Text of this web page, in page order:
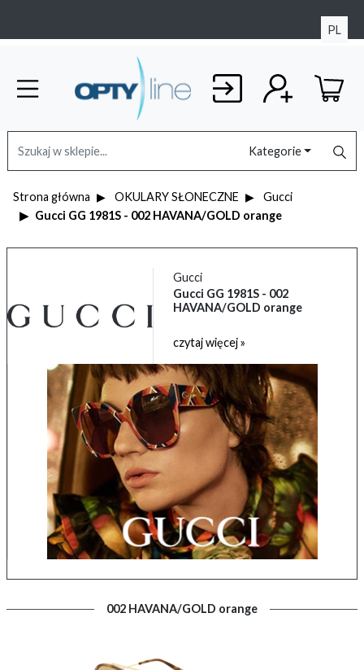
PL
Kategorie
Strona główna OKULARY SŁONECZNE
Gucci
Gucci GG 1981S - 002 HAVANA/GOLD orange
Gucci
Gucci GG 1981S - 002
HAVANA/GOLD orange
czytaj więcej »
002 HAVANA/GOLD orange